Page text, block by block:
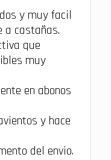
y muy facil
a castañas.
que
muy
en abonos
y hace
del envio.